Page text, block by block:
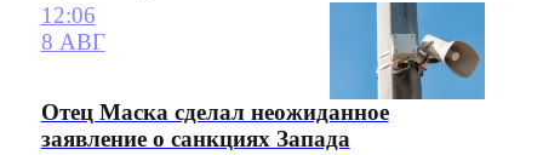
12:06
8 АВГ
Отец Маска сделал неожиданное
заявление о санкциях Запада